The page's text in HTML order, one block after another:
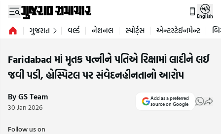
English
ગુજરાત વર્લ્ડ નેશનલ સ્પોર્ટ્સ એન્ટરટેઈનમેન્ટ
Faridabad માં મૃતક પત્નીને પતિએ રિક્ષામાં લાદીને લઈ
જવી પડી, હોસ્પિટલ પર સંવેદનહીનતાનો આરોપ
By GS Team
30 Jan 2026
Add as a preferred
source on Google
Follow us on